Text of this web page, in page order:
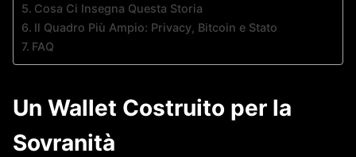
Cosa Ci Insegna Questa Storia
Il Quadro Più Ampio: Privacy, Bitcoin e Stato
FAQ
Un Wallet Costruito per la
Sovranità